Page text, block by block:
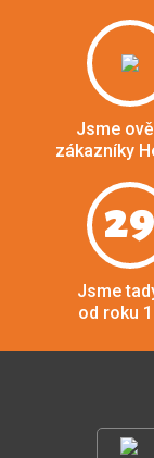
Jsme
zákazníky
29
Jsme
od roku